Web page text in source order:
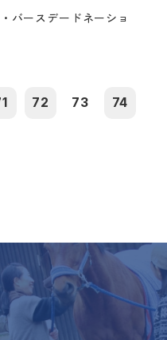
バースデードネーショ
72 73 74